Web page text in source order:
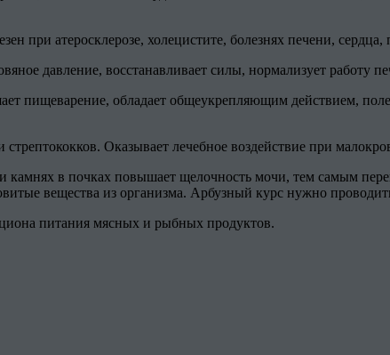
при атеросклерозе, холецистите, болезнях печени, сердца,
давление, восстанавливает силы, нормализует работу
пищеварение, обладает общеукрепляющим действием,
Оказывает лечебное воздействие при
в почках повышает щелочность мочи, тем самым
вещества из организма. Арбузный курс нужно
питания мясных и рыбных продуктов.